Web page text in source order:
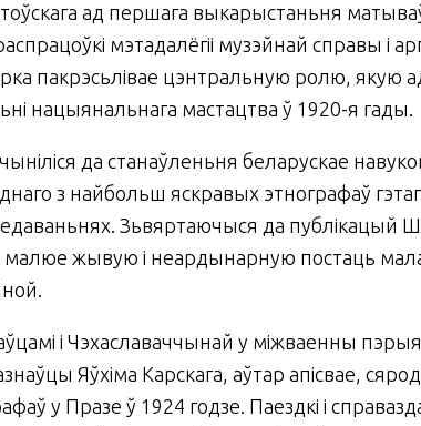
ад першага выкарыстаньня матываў
мэтадалёгіі музэйнай справы і
пакрэсьлівае цэнтральную ролю, якую
нацыянальнага мастацтва ў 1920-я гады.
да станаўленьня беларускае
з найбольш яскравых этнографаў
Зьвяртаючыся да публікацый
малюе жывую і неардынарную постаць
і Чэхаславаччынай у міжваенны
Яўхіма Карскага, аўтар апісвае,
у Празе ў 1924 годзе. Паездкі і